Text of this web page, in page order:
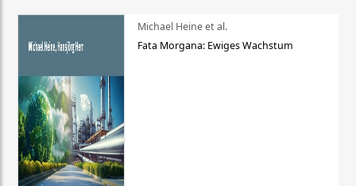
Michael Heine et al.
Fata Morgana: Ewiges Wachstum